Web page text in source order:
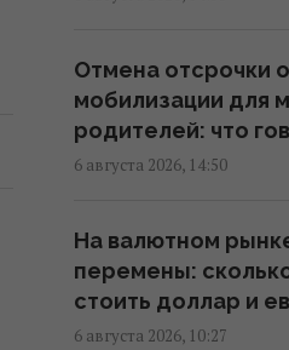
приватизацией
государственных
15:58 четверг, 06 августа
собственная
Зеленский
15:45 четверг, 06 августа
Отмена отсрочки
мобилизации для
родителей: что
6 августа 2026, 14:50
На валютном
перемены:
стоить доллар и
6 августа 2026, 10:27